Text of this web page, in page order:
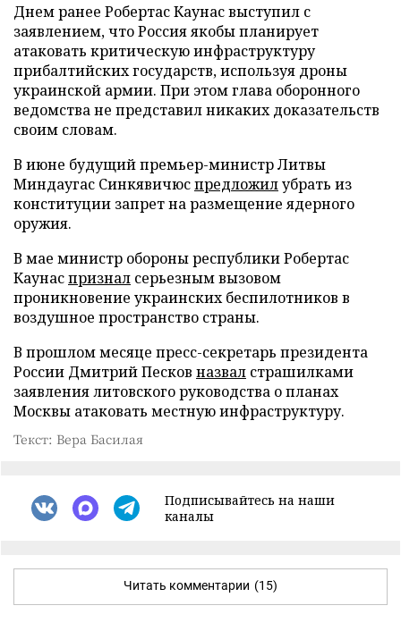
Днем ранее Робертас Каунас выступил с
заявлением, что Россия якобы планирует
атаковать критическую инфраструктуру
прибалтийских государств, используя дроны
украинской армии. При этом глава оборонного
ведомства не представил никаких доказательств
своим словам.
В июне будущий премьер-министр Литвы
Миндаугас Синкявичюспредложилубрать из
конституции запрет на размещение ядерного
оружия.
В мае министр обороны республики Робертас
Каунаспризнал серьезным вызовом
проникновение украинских беспилотников в
воздушное пространство страны.
В прошлом месяце пресс-секретарь президента
России Дмитрий Песков назвал страшилками
заявления литовского руководства о планах
Москвы атаковать местную инфраструктуру.
Текст: Вера Басилая
Подписывайтесь на наши
каналы
Читать комментарии (15)